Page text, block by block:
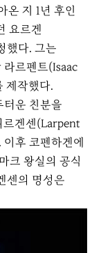
온 지 1년 후인
요르겐
했다. 그는
르펜트(Isaac
제작했다.
운 친분을
르겐센(Larpent
후 코펜하겐에
크 왕실의 공식
센의 명성은